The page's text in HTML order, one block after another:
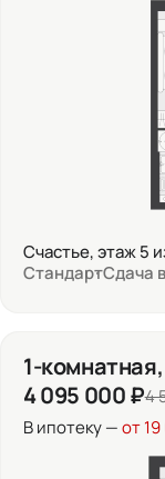
Счастье, этаж 5
СтандартСдача
1-
4 095 000 ₽4
В ипотеку —от